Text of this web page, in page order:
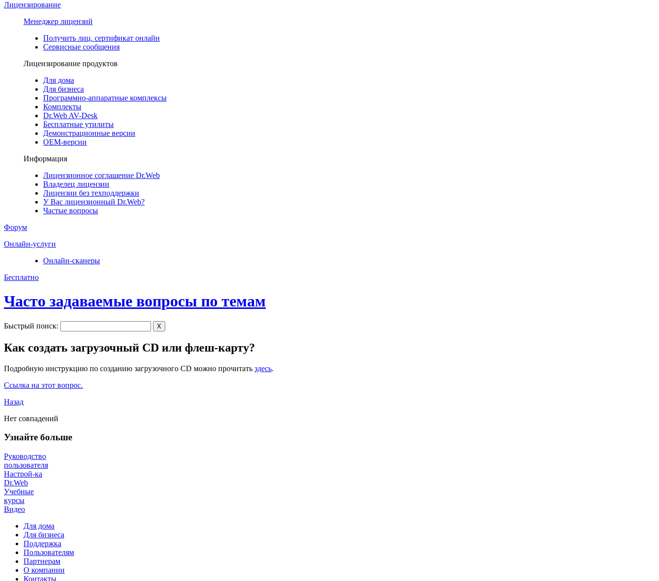
Лицензирование
Менеджер лицензий
Получить лиц. сертификат онлайн
Сервисные сообщения
Лицензирование продуктов
Для дома
Для бизнеса
Программно-аппаратные комплексы
Комплекты
Dr.Web AV-Desk
Бесплатные утилиты
Демонстрационные версии
ОЕМ-версии
Информация
Лицензионное соглашение Dr.Web
Владелец лицензии
Лицензии без техподдержки
У Вас лицензионный Dr.Web?
Частые вопросы
Форум
Онлайн-услуги
Онлайн-сканеры
Бесплатно
Часто задаваемые вопросы по темам
Быстрый поиск: X
Как создать загрузочный CD или флеш-карту?
Подробную инструкцию по созданию загрузочного CD можно прочитать здесь.
Ссылка на этот вопрос.
Назад
Нет совпадений
Узнайте больше
Руководство
пользователя
Настрой-ка
Dr.Web
Учебные
курсы
Видео
Для дома
Для бизнеса
Поддержка
Пользователям
Партнерам
О компании
Контакты